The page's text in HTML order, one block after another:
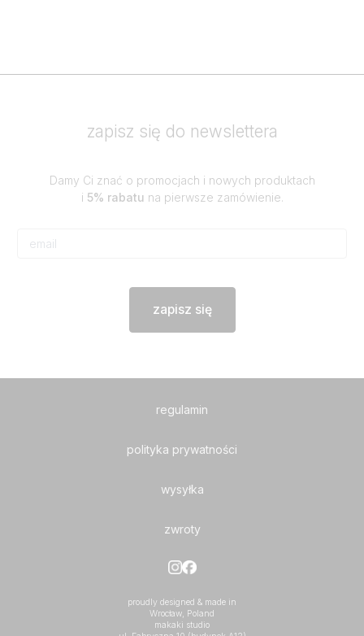
zapisz się do newslettera
Damy Ci znać o promocjach i nowych produktach
i 5% rabatu na pierwsze zamówienie.
zapisz się
regulamin
polityka prywatności
wysyłka
zwroty
proudly designed & made in
Wrocław, Poland
makaki studio